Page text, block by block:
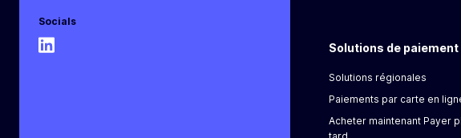
Socials
Solutions de paiement
Solutions régionales
Paiements par carte en
Acheter maintenant Payer